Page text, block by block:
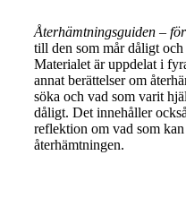
Återhämtningsguiden –
till den som mår dåligt
Materialet är uppdelat i
annat berättelser om
söka och vad som varit
dåligt. Det innehåller
reflektion om vad som
återhämtningen.